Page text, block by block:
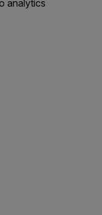
analytics